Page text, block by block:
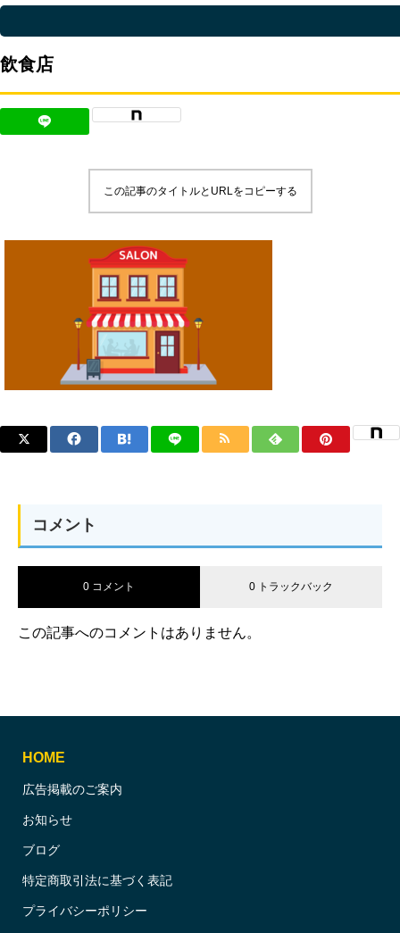
Warning
飲食店
この記事のタイトルとURLをコピーする
コメント
0 コメント 0 トラックバック
この記事へのコメントはありません。
HOME
広告掲載のご案内
お知らせ
ブログ
特定商取引法に基づく表記
プライバシーポリシー